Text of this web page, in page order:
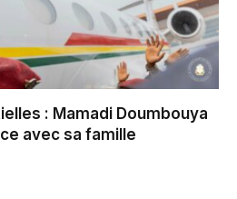
: Mamadi Doumbouya
avec sa famille